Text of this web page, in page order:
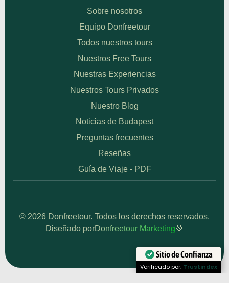
Sobre nosotros
Equipo Donfreetour
Todos nuestros tours
Nuestros Free Tours
Nuestras Experiencias
Nuestros Tours Privados
Nuestro Blog
Noticias de Budapest
Preguntas frecuentes
Reseñas
Guía de Viaje - PDF
© 2026 Donfreetour. Todos los derechos reservados.
Diseñado porDonfreetour Marketing💚
Sitio de Confianza
Verificado por: Trustindex